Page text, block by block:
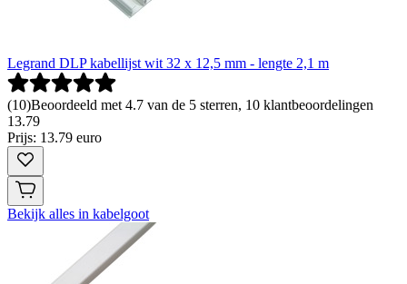
Legrand DLP kabellijst wit 32 x 12,5 mm - lengte 2,1 m
(10)Beoordeeld met 4.7 van de 5 sterren, 10 klantbeoordelingen
13.79
Prijs: 13.79 euro
Bekijk alles in kabelgoot